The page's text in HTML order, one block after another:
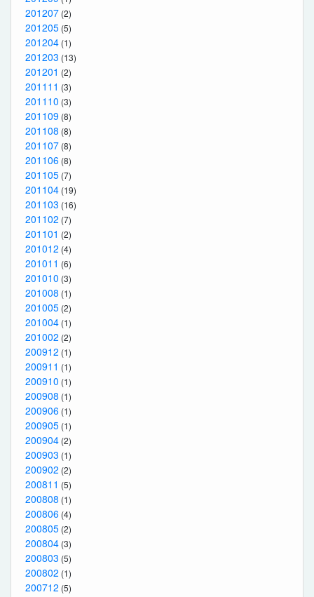
201207 (2)
201205 (5)
201204 (1)
201203 (13)
201201 (2)
201111 (3)
201110 (3)
201109 (8)
201108 (8)
201107 (8)
201106 (8)
201105 (7)
201104 (19)
201103 (16)
201102 (7)
201101 (2)
201012 (4)
201011 (6)
201010 (3)
201008 (1)
201005 (2)
201004 (1)
201002 (2)
200912 (1)
200911 (1)
200910 (1)
200908 (1)
200906 (1)
200905 (1)
200904 (2)
200903 (1)
200902 (2)
200811 (5)
200808 (1)
200806 (4)
200805 (2)
200804 (3)
200803 (5)
200802 (1)
200712 (5)